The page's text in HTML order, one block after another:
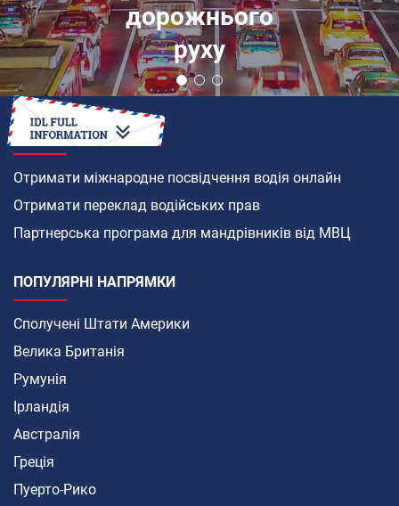
дорожнього
руху
ЯК
Отримати міжнародне посвідчення водія онлайн
Отримати переклад водійських прав
Партнерська програма для мандрівників від МВЦ
ПОПУЛЯРНІ НАПРЯМКИ
Сполучені Штати Америки
Велика Британія
Румунія
Ірландія
Австралія
Греція
Пуерто-Рико